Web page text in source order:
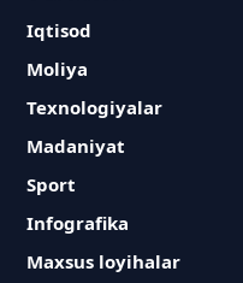
Iqtisod
Moliya
Texnologiyalar
Madaniyat
Sport
Infografika
Maxsus loyihalar